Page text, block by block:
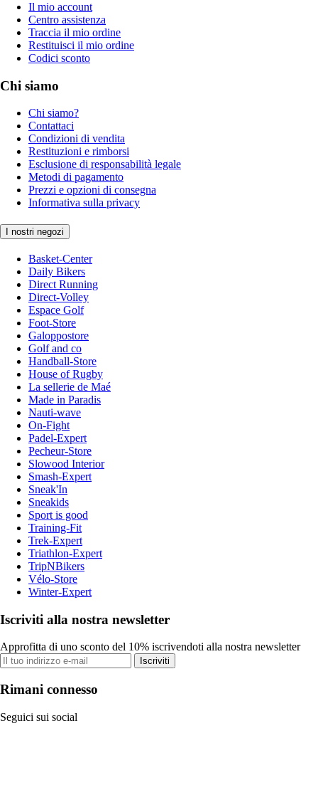
Il mio account
Centro assistenza
Traccia il mio ordine
Restituisci il mio ordine
Codici sconto
Chi siamo
Chi siamo?
Contattaci
Condizioni di vendita
Restituzioni e rimborsi
Esclusione di responsabilità legale
Metodi di pagamento
Prezzi e opzioni di consegna
Informativa sulla privacy
I nostri negozi
Basket-Center
Daily Bikers
Direct Running
Direct-Volley
Espace Golf
Foot-Store
Galoppostore
Golf and co
Handball-Store
House of Rugby
La sellerie de Maé
Made in Paradis
Nauti-wave
On-Fight
Padel-Expert
Pecheur-Store
Slowood Interior
Smash-Expert
Sneak'In
Sneakids
Sport is good
Training-Fit
Trek-Expert
Triathlon-Expert
TripNBikers
Vélo-Store
Winter-Expert
Iscriviti alla nostra newsletter
Approfitta di uno sconto del 10% iscrivendoti alla nostra newsletter
Iscriviti
Rimani connesso
Seguici sui social